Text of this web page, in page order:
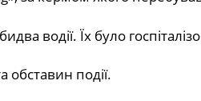
водії. Їх було
обставин події.